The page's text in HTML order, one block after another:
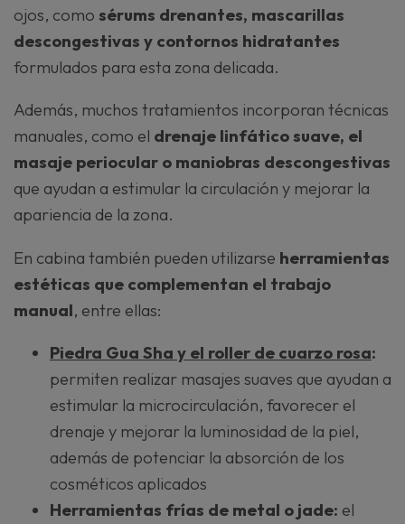
ojos, como sérums drenantes, mascarillas
descongestivas y contornos hidratantes
formulados para esta zona delicada.
Además, muchos tratamientos incorporan técnicas
manuales, como el drenaje linfático suave, el
masaje periocular o maniobras descongestivas
que ayudan a estimular la circulación y mejorar la
apariencia de la zona.
En cabina también pueden utilizarse herramientas
estéticas que complementan el trabajo
manual, entre ellas:
Piedra Gua Sha y el roller de cuarzo rosa:
permiten realizar masajes suaves que ayudan a
estimular la microcirculación, favorecer el
drenaje y mejorar la luminosidad de la piel,
además de potenciar la absorción de los
cosméticos aplicados
Herramientas frías de metal o jade: el